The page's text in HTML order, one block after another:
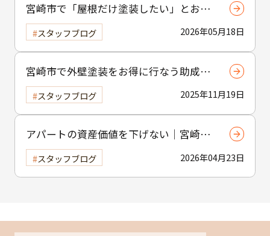
宮崎市で「屋根だけ塗装したい」とお考
えの方へ｜小工事・雨樋交換だけでも大
歓迎！
2026年05月18日
スタッフブログ
宮崎市で外壁塗装をお得に行なう助成金
制度の活用方法
2025年11月19日
スタッフブログ
アパートの資産価値を下げない｜宮崎市
の賃貸物件塗装のポイント
2026年04月23日
スタッフブログ